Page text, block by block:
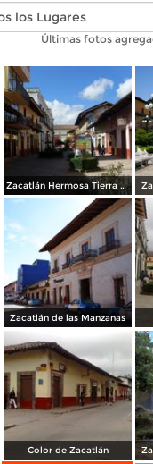
Últimas fotos
Zacatlán Hermosa Tierra Serrana
Zacatlán de las Manzanas
Color de Zacatlán